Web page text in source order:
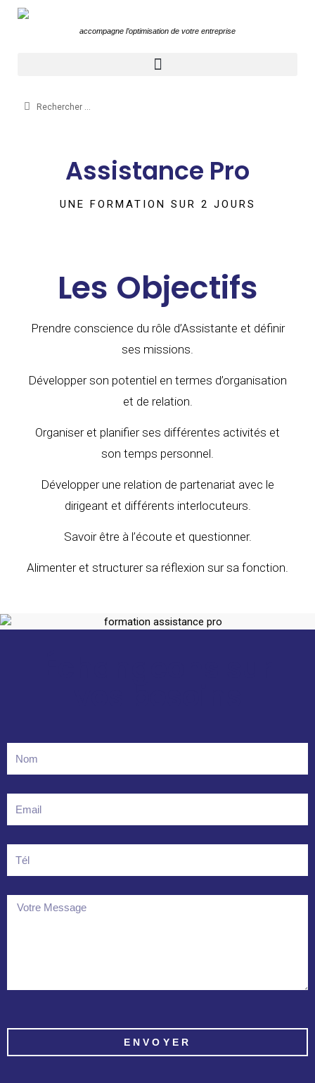
accompagne l’optimisation de votre entreprise
Assistance Pro
UNE FORMATION SUR 2 JOURS
Les Objectifs
Prendre conscience du rôle d’Assistante et définir
ses missions.
Développer son potentiel en termes d’organisation
et de relation.
Organiser et planifier ses différentes activités et
son temps personnel.
Développer une relation de partenariat avec le
dirigeant et différents interlocuteurs.
Savoir être à l’écoute et questionner.
Alimenter et structurer sa réflexion sur sa fonction.
ENVOYER